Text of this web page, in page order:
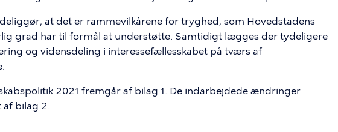
at det er rammevilkårene for tryghed, som Hovedstadens
grad har til formål at understøtte. Samtidigt lægges der tydeligere
og vidensdeling i interessefællesskabet på tværs af
2021 fremgår af bilag 1. De indarbejdede ændringer
bilag 2.